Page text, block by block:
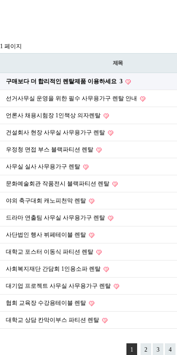
1 페이지
제목
구매보다 더 합리적인 렌탈제품 이용하세요 3
선거사무실 운영을 위한 필수 사무용가구 렌탈 안내
언론사 채용시험장 1인책상 의자렌탈
건설회사 현장 사무실 사무용가구 렌탈
우정청 면접 부스 블랙파티션 렌탈
사무실 실사 사무용가구 렌탈
문화예술회관 작품전시 블랙파티션 렌탈
야외 축구대회 캐노피천막 렌탈
드라마 연출팀 사무실 사무용가구 렌탈
사단법인 행사 뷔페테이블 렌탈
대학교 포스터 이동식 파티션 렌탈
사회복지재단 간담회 1인용소파 렌탈
대기업 프로젝트 사무실 사무용가구 렌탈
협회 교육장 수강용테이블 렌탈
대학교 상담 칸막이부스 파티션 렌탈
1 2 3 4